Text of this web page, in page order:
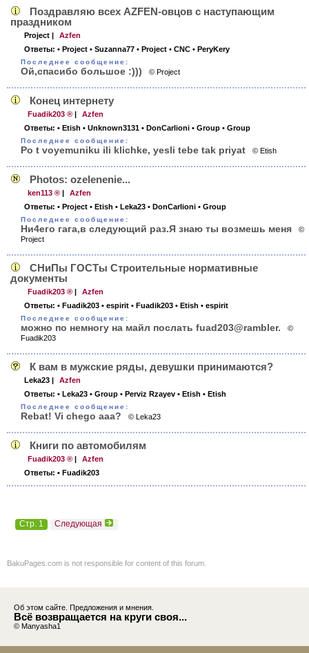
Поздравляю всех AZFEN-овцов с наступающим
праздником
Project |
Azfen
Ответы: • Project • Suzanna77 • Project • CNC • PeryKery
Последнее сообщение:
Ой,спасибо большое :))) © Project
Конец интернету
Fuadik203 ® |
Azfen
Ответы: • Etish • Unknown3131 • DonCarlioni • Group • Group
Последнее сообщение:
Po t voyemuniku ili klichke, yesli tebe tak priyat © Etish
Photos: ozelenenie...
ken113 ® |
Azfen
Ответы: • Project • Etish • Leka23 • DonCarlioni • Group
Последнее сообщение:
Ни4его гага,в следующий раз.Я знаю ты возмешь меня
©
Project
СНиПы ГОСТы Строительные нормативные
документы
Fuadik203 ® |
Azfen
Ответы: • Fuadik203 • espirit • Fuadik203 • Etish • espirit
Последнее сообщение:
можно по немногу на майл послать fuad203@rambler.
©
Fuadik203
К вам в мужские ряды, девушки принимаются?
Leka23 |
Azfen
Ответы: • Leka23 • Group • Perviz Rzayev • Etish • Etish
Последнее сообщение:
Rebat! Vi chego aaa? © Leka23
Книги по автомобилям
Fuadik203 ® |
Azfen
Ответы: • Fuadik203
Стр. 1 Следующая
BakuPages.com is not responsible for content of this forum.
Об этом сайте. Предложения и мнения.
Всё возвращается на круги своя...
© Manyasha1